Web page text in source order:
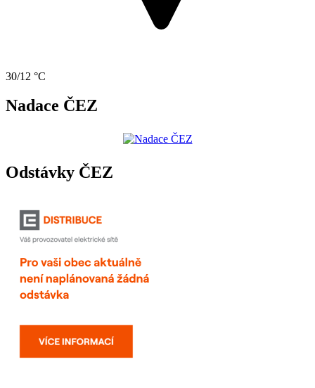
30/12 °C
Nadace ČEZ
Odstávky ČEZ